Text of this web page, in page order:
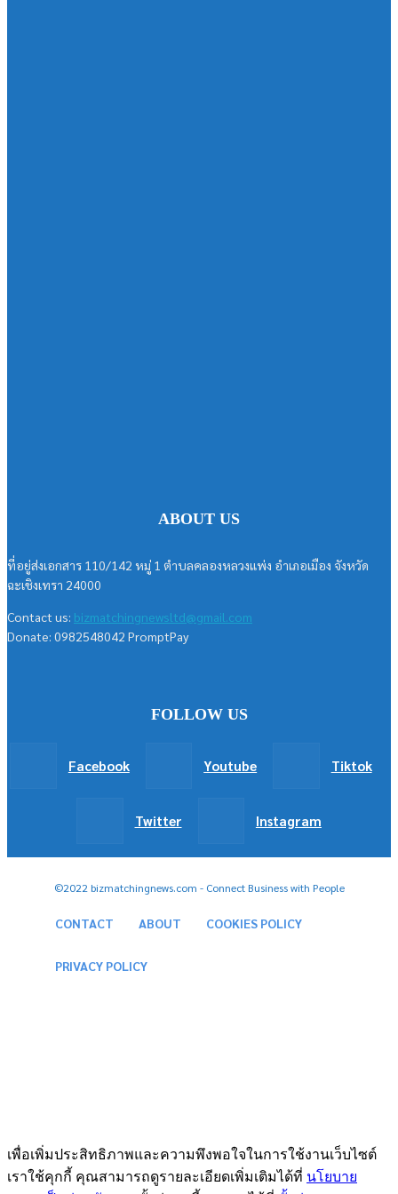
ABOUT US
ที่อยู่ส่งเอกสาร 110/142 หมู่ 1 ตำบลคลองหลวงแพ่ง อำเภอเมือง จังหวัด
ฉะเชิงเทรา 24000
Contact us: bizmatchingnewsltd@gmail.com
Donate: 0982548042 PromptPay
FOLLOW US
Facebook Youtube Tiktok
Twitter Instagram
©2022 bizmatchingnews.com - Connect Business with People
CONTACT ABOUT COOKIES POLICY
PRIVACY POLICY
เพื่อเพิ่มประสิทธิภาพและความพึงพอใจในการใช้งานเว็บไซต์
เราใช้คุกกี้ คุณสามารถดูรายละเอียดเพิ่มเติมได้ที่ นโยบาย